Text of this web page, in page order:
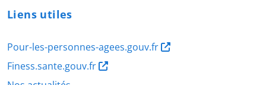
Liens utiles
Pour-les-personnes-agees.gouv.fr
Finess.sante.gouv.fr